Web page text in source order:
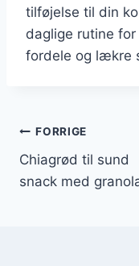
tilføjelse til din
daglige rutine
fordele og lækre
FORRIGE
Chiagrød til sund
snack med